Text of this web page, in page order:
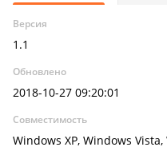
Версия
1.1
Обновлено
2018-10-27 09:20:01
Совместимость
Windows XP, Windows